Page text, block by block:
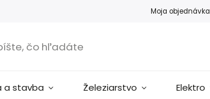
Moja objednávka
a stavba Železiarstvo Elektro